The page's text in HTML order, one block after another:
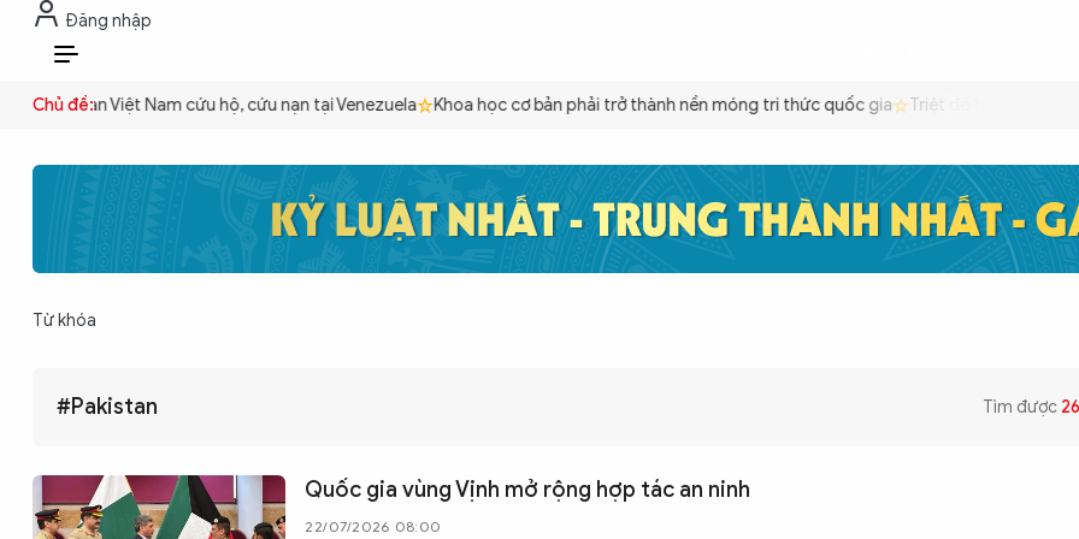
Đăng nhập
VI
CHỐNG DIỄN BIẾN HÒA BÌNH
CÔNG AN TRONG LÒNG DÂN
XÃ HỘI
PHÁP LUẬT
Chủ đề:
Công an Việt Nam cứu hộ, cứu nạn tại Venezuela Khoa học cơ bản phải trở thành nền móng tri thức quốc gia Triệt để tiết kiệm xăng
Từ khóa
#Pakistan Tìm được
Quốc gia vùng Vịnh mở rộng hợp tác an ninh
22/07/2026 08:00